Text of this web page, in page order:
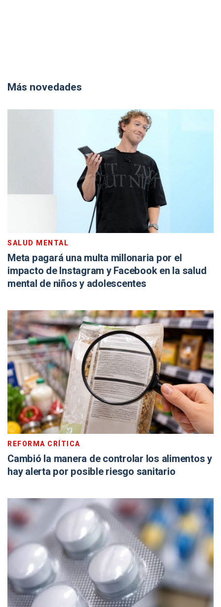
Más novedades
SALUD MENTAL
Meta pagará una multa millonaria por el
impacto de Instagram y Facebook en la salud
mental de niños y adolescentes
REFORMA CRÍTICA
Cambió la manera de controlar los alimentos y
hay alerta por posible riesgo sanitario